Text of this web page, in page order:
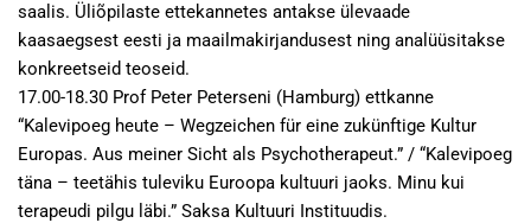
saalis. Üliõpilaste ettekannetes antakse ülevaade
kaasaegsest eesti ja maailmakirjandusest ning analüüsitakse
konkreetseid teoseid.
17.00-18.30 Prof Peter Peterseni (Hamburg) ettkanne
“Kalevipoeg heute – Wegzeichen für eine zukünftige Kultur
Europas. Aus meiner Sicht als Psychotherapeut.” / “Kalevipoeg
täna – teetähis tuleviku Euroopa kultuuri jaoks. Minu kui
terapeudi pilgu läbi.” Saksa Kultuuri Instituudis.